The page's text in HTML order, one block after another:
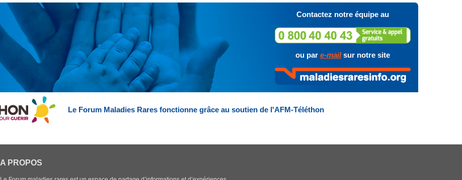
Contactez notre équipe au
ou par e-mailsur notre site
Le Forum Maladies Rares fonctionne grâce au soutien de l'AFM-Téléthon
A PROPOS